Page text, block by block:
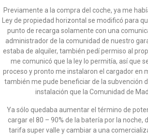
Previamente a la compra del coche, ya me
Ley de propiedad horizontal se modificó para
punto de recarga solamente con una
administrador de la comunidad de nuestro
estaba de alquiler, también pedí permiso al
me comunicó que la ley lo permitía, así que
proceso y pronto me instalaron el cargador en
también me pude beneficiar de la subvención
instalación que la Comunidad de
Ya sólo quedaba aumentar el término de
cargar el 80 – 90% de la batería por la noche,
tarifa super valle y cambiar a una